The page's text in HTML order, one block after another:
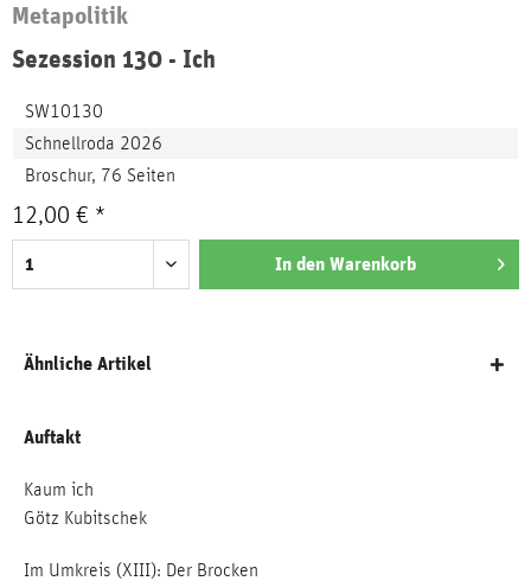
Metapolitik
Sezession 130 - Ich
SW10130
Schnellroda 2026
Broschur, 76 Seiten
12,00 € *
In den Warenkorb
Ähnliche Artikel
Auftakt
Kaum ich
Götz Kubitschek
Im Umkreis (XIII): Der Brocken